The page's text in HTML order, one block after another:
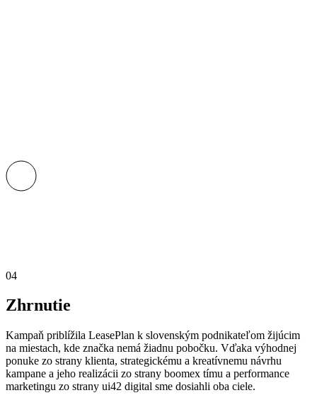
04
Zhrnutie
Kampaň priblížila LeasePlan k slovenským podnikateľom žijúcim
na miestach, kde značka nemá žiadnu pobočku. Vďaka výhodnej
ponuke zo strany klienta, strategickému a kreatívnemu návrhu
kampane a jeho realizácii zo strany boomex tímu a performance
marketingu zo strany ui42 digital sme dosiahli oba ciele.